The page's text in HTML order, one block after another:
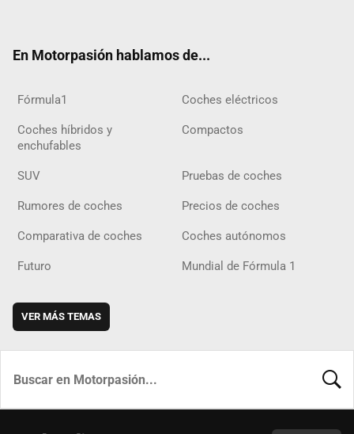
En Motorpasión hablamos de...
Fórmula1 Coches eléctricos
Coches híbridos y
enchufables
Compactos
SUV Pruebas de coches
Rumores de coches Precios de coches
Comparativa de coches Coches autónomos
Futuro Mundial de Fórmula 1
VER MÁS TEMAS